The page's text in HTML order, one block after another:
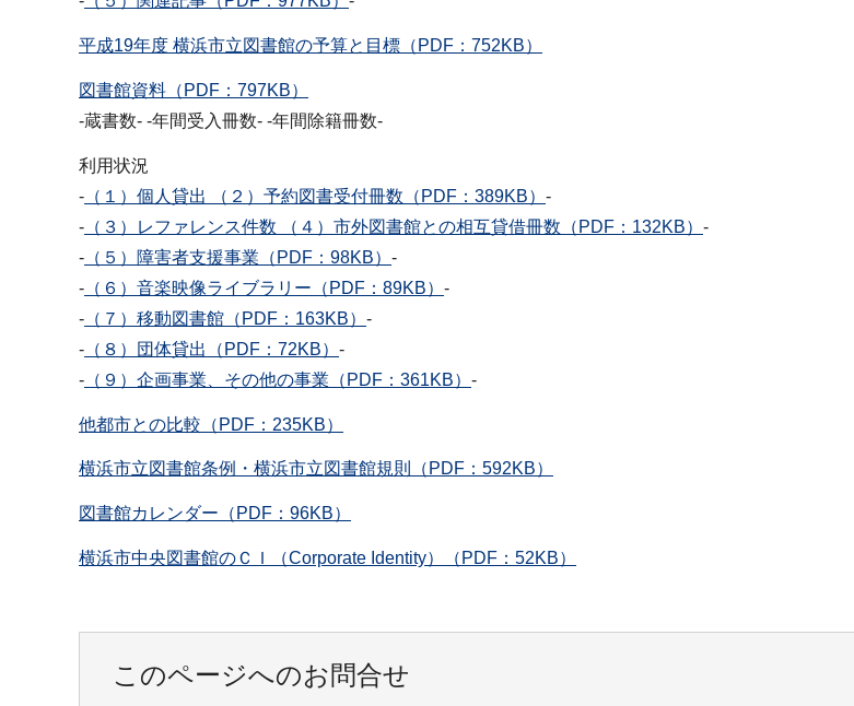
平成19年度 横浜市立図書館の予算と目標（PDF：752KB）
図書館資料（PDF：797KB）
-蔵書数- -年間受入冊数- -年間除籍冊数-
利用状況
- （１）個人貸出 （２）予約図書受付冊数（PDF：389KB） -
- （３）レファレンス件数 （４）市外図書館との相互貸借冊数（PDF：132KB） -
- （５）障害者支援事業（PDF：98KB） -
- （６）音楽映像ライブラリー（PDF：89KB） -
- （７）移動図書館（PDF：163KB） -
- （８）団体貸出（PDF：72KB） -
- （９）企画事業、その他の事業（PDF：361KB） -
他都市との比較（PDF：235KB）
横浜市立図書館条例・横浜市立図書館規則（PDF：592KB）
図書館カレンダー（PDF：96KB）
横浜市中央図書館のＣＩ（Corporate Identity）（PDF：52KB）
このページへのお問合せ